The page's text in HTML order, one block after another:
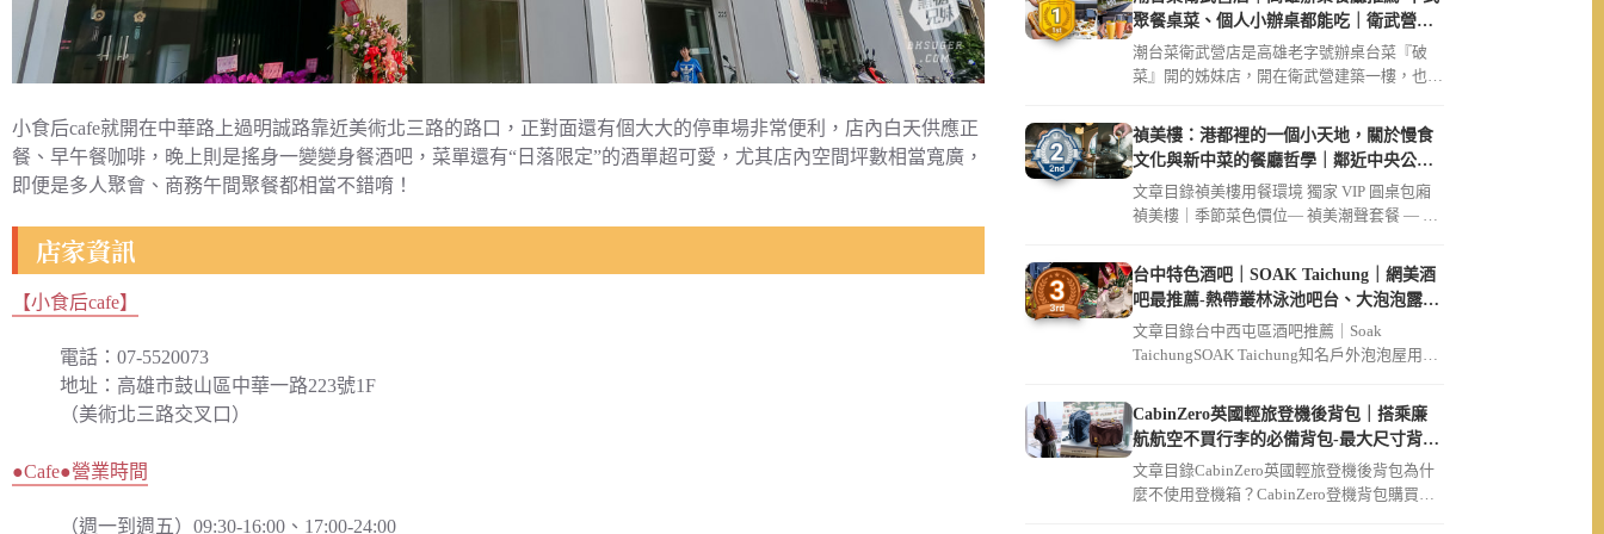
小食后cafe就開在中華路上過明誠路靠近美術北三路的路口，正對面還有個大大的停車場非常便利，店內白天供應正
餐、早午餐咖啡，晚上則是搖身一變變身餐酒吧，菜單還有“日落限定”的酒單超可愛，尤其店內空間坪數相當寬廣，
即便是多人聚會、商務午間聚餐都相當不錯唷！
店家資訊
【小食后cafe】
電話：07-5520073
地址：高雄市鼓山區中華一路223號1F
（美術北三路交叉口）
●Cafe●營業時間
（週一到週五）09:30-16:00、17:00-24:00
聚餐桌菜、個人小辦桌都能吃｜衛武營美
食必吃破菜姐妹店
潮台菜衛武營店是高雄老字號辦桌台菜『破
菜』開的姊妹店，開在衛武營建築一樓，也是
文章整理事事如意四人套餐＄3168的必點菜
色、個人小辦桌Ａ／Ｂ／Ｃ套餐點法，還有為
什麼親子跟長輩都愛來、交通停車、訂位資
訊，衛武營聚餐通通都適合。
禎美樓：港都裡的一個小天地，關於慢食
文化與新中菜的餐廳哲學｜鄰近中央公
園、大同醫院
文章目錄禎美樓用餐環境 獨家 VIP 圓桌包廂
禎美樓｜季節菜色價位— 禎美潮聲套餐 — 迎
台中特色酒吧｜SOAK Taichung｜網美酒
吧最推薦-熱帶叢林泳池吧台、大泡泡露天
草皮座位區
文章目錄台中西屯區酒吧推薦｜Soak
TaichungSOAK Taichung知名戶外泡泡屋用餐
CabinZero英國輕旅登機後背包｜搭乘廉
航航空不買行李的必備背包-最大尺寸背包
36L軍用款、44L登機開箱｜可放筆電
文章目錄CabinZero英國輕旅登機後背包為什
麼不使用登機箱？CabinZero登機背包購買連